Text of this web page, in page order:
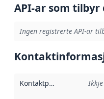
API-ar som
Ingen registrerte API-ar
Kontaktpunkt